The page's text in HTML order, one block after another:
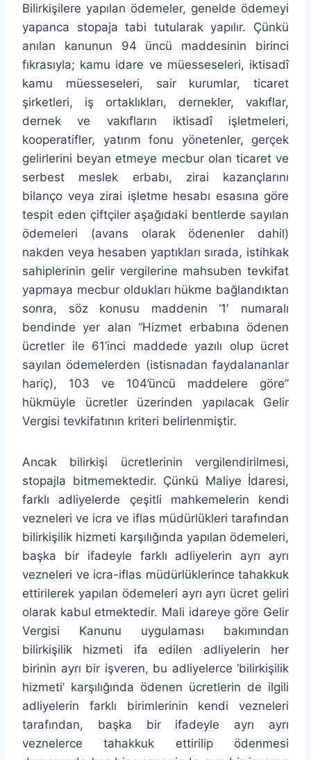
Bilirkişilere yapılan ödemeler, genelde ödemeyi
yapanca stopaja tabi tutularak yapılır. Çünkü
anılan kanunun 94 üncü maddesinin birinci
fıkrasıyla; kamu idare ve müesseseleri, iktisadî
kamu müesseseleri, sair kurumlar, ticaret
şirketleri, iş ortaklıkları, dernekler, vakıflar,
dernek ve vakıfların iktisadî işletmeleri,
kooperatifler, yatırım fonu yönetenler, gerçek
gelirlerini beyan etmeye mecbur olan ticaret ve
serbest meslek erbabı, zirai kazançlarını
bilanço veya zirai işletme hesabı esasına göre
tespit eden çiftçiler aşağıdaki bentlerde sayılan
ödemeleri (avans olarak ödenenler dahil)
nakden veya hesaben yaptıkları sırada, istihkak
sahiplerinin gelir vergilerine mahsuben tevkifat
yapmaya mecbur oldukları hükme bağlandıktan
sonra, söz konusu maddenin ‘1′ numaralı
bendinde yer alan “Hizmet erbabına ödenen
ücretler ile 61’inci maddede yazılı olup ücret
sayılan ödemelerden (istisnadan faydalananlar
hariç), 103 ve 104’üncü maddelere göre”
hükmüyle ücretler üzerinden yapılacak Gelir
Vergisi tevkifatının kriteri belirlenmiştir.
Ancak bilirkişi ücretlerinin vergilendirilmesi,
stopajla bitmemektedir. Çünkü Maliye İdaresi,
farklı adliyelerde çeşitli mahkemelerin kendi
vezneleri ve icra ve iflas müdürlükleri tarafından
bilirkişilik hizmeti karşılığında yapılan ödemeleri,
başka bir ifadeyle farklı adliyelerin ayrı ayrı
vezneleri ve icra-iflas müdürlüklerince tahakkuk
ettirilerek yapılan ödemeleri ayrı ayrı ücret geliri
olarak kabul etmektedir. Mali idareye göre Gelir
Vergisi Kanunu uygulaması bakımından
bilirkişilik hizmeti ifa edilen adliyelerin her
birinin ayrı bir işveren, bu adliyelerce ‘bilirkişilik
hizmeti’ karşılığında ödenen ücretlerin de ilgili
adliyelerin farklı birimlerinin kendi vezneleri
tarafından, başka bir ifadeyle ayrı ayrı
veznelerce tahakkuk ettirilip ödenmesi